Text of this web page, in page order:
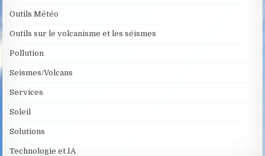
Outils Météo
Outils sur le volcanisme et les séismes
Pollution
Seismes/Volcans
Services
Soleil
Solutions
Technologie et IA